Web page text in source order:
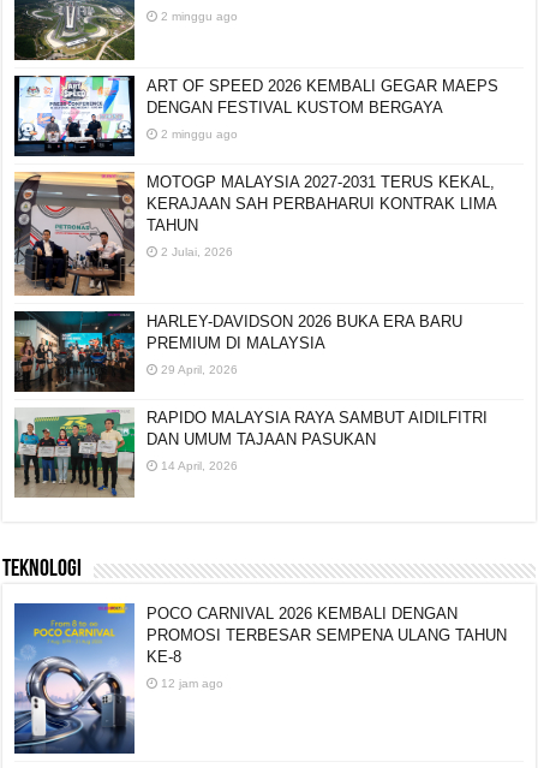
2 minggu ago
ART OF SPEED 2026 KEMBALI GEGAR MAEPS
DENGAN FESTIVAL KUSTOM BERGAYA
2 minggu ago
MOTOGP MALAYSIA 2027-2031 TERUS KEKAL,
KERAJAAN SAH PERBAHARUI KONTRAK LIMA
TAHUN
2 Julai, 2026
HARLEY-DAVIDSON 2026 BUKA ERA BARU
PREMIUM DI MALAYSIA
29 April, 2026
RAPIDO MALAYSIA RAYA SAMBUT AIDILFITRI
DAN UMUM TAJAAN PASUKAN
14 April, 2026
TEKNOLOGI
POCO CARNIVAL 2026 KEMBALI DENGAN
PROMOSI TERBESAR SEMPENA ULANG TAHUN
KE-8
12 jam ago